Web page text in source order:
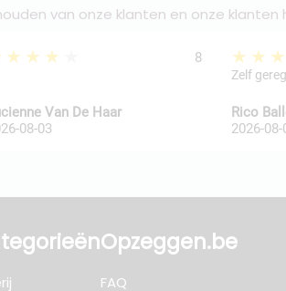
van onze klanten en onze klanten
8
Van De Haar
08-03
Zelf
Rico
2026-08-
Opzeggen.be
FAQ